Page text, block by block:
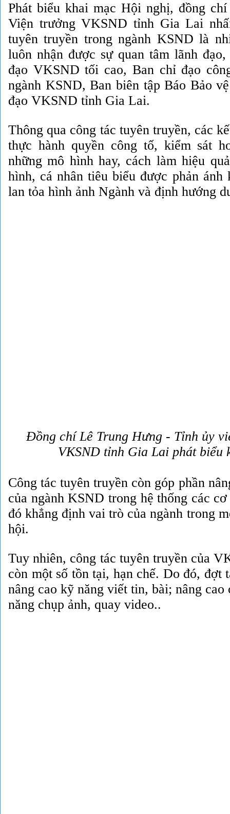
Phát biểu khai mạc Hội nghị, đồng
Viện trưởng VKSND tỉnh Gia Lai
tuyên truyền trong ngành KSND là
luôn nhận được sự quan tâm lãnh
đạo VKSND tối cao, Ban chỉ đạo
ngành KSND, Ban biên tập Báo Bảo
đạo VKSND tỉnh Gia Lai.
Thông qua công tác tuyên truyền, các
thực hành quyền công tố, kiểm sát
những mô hình hay, cách làm hiệu
hình, cá nhân tiêu biểu được phản ánh
lan tỏa hình ảnh Ngành và định hướng
Đồng chí Lê Trung Hưng - Tỉnh ủy
VKSND tỉnh Gia Lai phát biểu
Công tác tuyên truyền còn góp phần
của ngành KSND trong hệ thống các
đó khẳng định vai trò của ngành trong
hội.
Tuy nhiên, công tác tuyên truyền của
còn một số tồn tại, hạn chế. Do đó, đợt
nâng cao kỹ năng viết tin, bài; nâng
năng chụp ảnh, quay video..